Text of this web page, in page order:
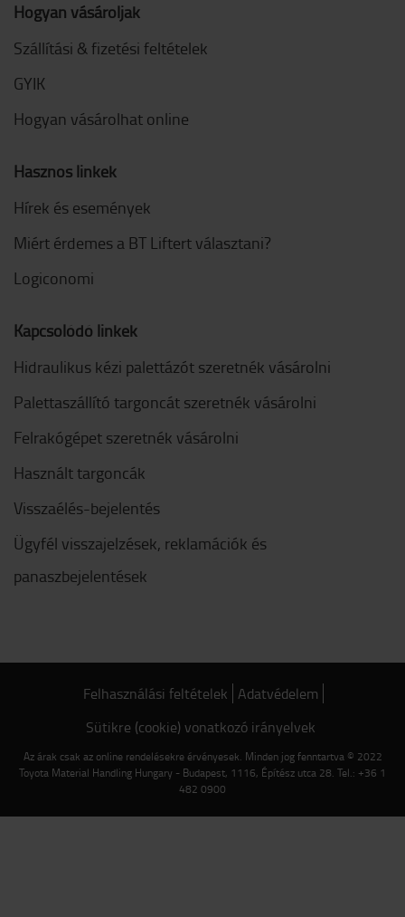
Hogyan vásároljak
Szállítási & fizetési feltételek
GYIK
Hogyan vásárolhat online
Hasznos linkek
Hírek és események
Miért érdemes a BT Liftert választani?
Logiconomi
Kapcsolódó linkek
Hidraulikus kézi palettázót szeretnék vásárolni
Palettaszállító targoncát szeretnék vásárolni
Felrakógépet szeretnék vásárolni
Használt targoncák
Visszaélés-bejelentés
Ügyfél visszajelzések, reklamációk és
panaszbejelentések
Felhasználási feltételek Adatvédelem
Sütikre (cookie) vonatkozó irányelvek
Az árak csak az online rendelésekre érvényesek. Minden jog fenntartva © 2022
Toyota Material Handling Hungary - Budapest, 1116, Építész utca 28. Tel.: +36 1
482 0900